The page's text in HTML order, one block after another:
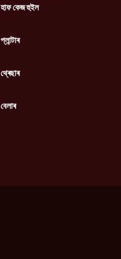
হাফ কেজ হুইল
প্লান্টাৰ
থ্ৰেছাৰ
বেলাৰ